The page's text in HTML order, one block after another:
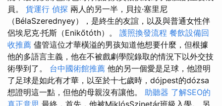
員。 貨運行 偵探 兩人的另一半，貝拉·塞里尼
（BélaSzerednyey），是終生的友誼，以及與普通女性伴
侶埃尼克·托斯（Enikőtóth）。 護照換發流程 餐飲設備回
收推薦 儘管這位才華橫溢的男孩知道他想要什麼，但根據
他的多語言主義，他在不被戲劇學院錄取的情況下以外交技
術學到了。 台中國術館推薦 他的另一個愛是足球，他證明
了足球是如此有才華，以至於十七歲時，dójpest的dózsa
想證明這一點，但他的母親沒有讓他。 助聽器 了解SEO的
真正意思 最終，首先，他被MiklósSzinetár班級入學。 另